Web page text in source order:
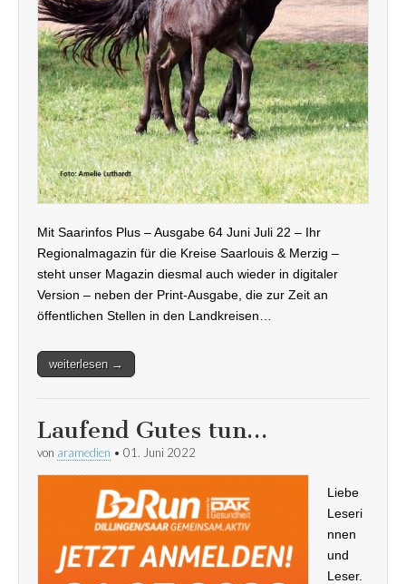
Mit Saarinfos Plus – Ausgabe 64 Juni Juli 22 – Ihr
Regionalmagazin für die Kreise Saarlouis & Merzig –
steht unser Magazin diesmal auch wieder in digitaler
Version – neben der Print-Ausgabe, die zur Zeit an
öffentlichen Stellen in den Landkreisen…
weiterlesen →
Laufend Gutes tun…
von aramedien • 01. Juni 2022
Liebe
Leseri
nnen
und
Leser.